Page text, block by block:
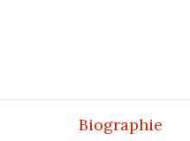
Biographie